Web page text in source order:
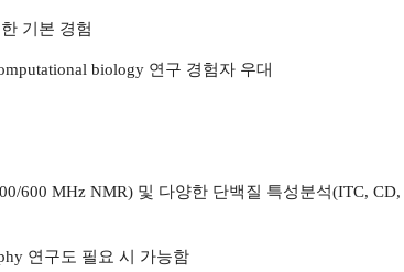
기본 경험
biology 연구 경험자 우대
600 MHz NMR) 및 다양한 단백질 특성분석(ITC,
연구도 필요 시 가능함